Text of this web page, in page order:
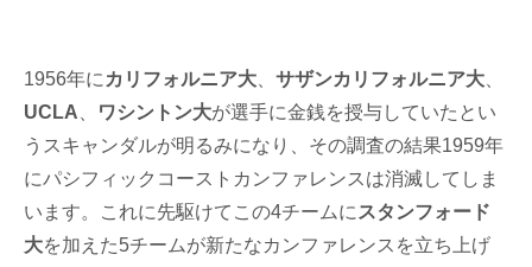
1956年に カリフォルニア大 サザンカリフォルニア大
UCLA
ワシントン大が選手に金銭を授与していたとい
うスキャンダルが明るみになり、その調査の結果1959年
にパシフィックコーストカンファレンスは消滅してしま
います。これに先駆けてこの4チームに スタンフォード
大を加えた5チームが新たなカンファレンスを立ち上げ